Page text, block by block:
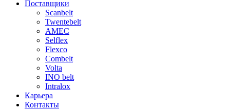
Поставщики
Scanbelt
Twentebelt
АMEC
Selflex
Flexco
Combelt
Volta
INO belt
Intralox
Карьера
Контакты